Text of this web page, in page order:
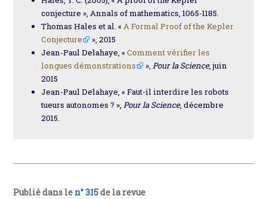
conjecture », Annals of mathematics, 1065-1185.
Thomas Hales et al. «A Formal Proof of the Kepler
Conjecture
», 2015
Jean-Paul Delahaye, «Comment vérifier les
longues démonstrations
», Pour la Science, juin
2015
Jean-Paul Delahaye, « Faut-il interdire les robots
tueurs autonomes ? », Pour la Science, décembre
2015.
Publié dans le n° 315de la revue